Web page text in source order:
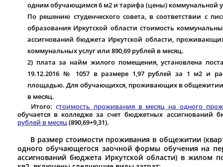
одним обучающимся 6 м2 и тарифа (цены) коммунальной
По решению студенческого совета, в соответствии с
образования Иркутской области стоимость
ассигнований бюджета Иркутской области,
коммунальных услуг или 890,69 рублей в месяц.
2) плата за найм жилого помещения, установлена
19.12.2016 № 1057 в размере 1,97 рублей за 1 м2 и
площадью. Для обучающихся, проживающих в общежитии
в месяц.
Итого: стоимость проживания в месяц на одного
обучается в колледже за счет бюджетных ассигнований
рублей в месяц(890,69+9,31).
В размер стоимости проживания в общежитии
одного обучающегося заочной формы обучения на
ассигнований бюджета Иркутской области) в жилом